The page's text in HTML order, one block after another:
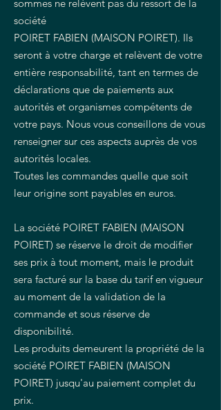
sommes ne relèvent pas du ressort de la
société
POIRET FABIEN (MAISON POIRET). Ils
seront à votre charge et relèvent de votre
entière responsabilité, tant en termes de
déclarations que de paiements aux
autorités et organismes compétents de
votre pays. Nous vous conseillons de vous
renseigner sur ces aspects auprès de vos
autorités locales.
Toutes les commandes quelle que soit
leur origine sont payables en euros.
La société POIRET FABIEN (MAISON
POIRET) se réserve le droit de modifier
ses prix à tout moment, mais le produit
sera facturé sur la base du tarif en vigueur
au moment de la validation de la
commande et sous réserve de
disponibilité.
Les produits demeurent la propriété de la
société POIRET FABIEN (MAISON
POIRET) jusqu'au paiement complet du
prix.